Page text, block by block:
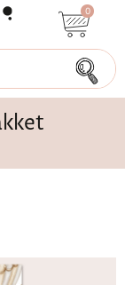
0